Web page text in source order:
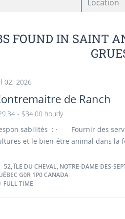
FOUND IN SAINT
02, 2026
de Ranch
- $34.00 hourly
sabilités : · Fournir des
et le bien-être animal dans
y a lieu, des tâches agricoles
positive · Esprit
Sens des responsabilités ·
52, ÎLE DU CHEVAL, NOTRE-DAME-DES-
G0R 1P0 CANADA
FULL TIME